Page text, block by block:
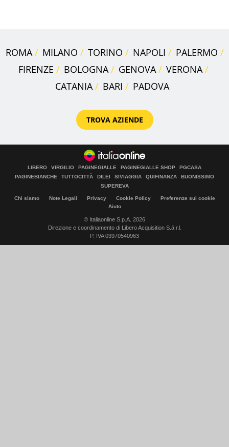
ROMA MILANO TORINO NAPOLI
PALERMO
FIRENZE
BOLOGNA GENOVA
VERONA
CATANIA
BARI PADOVA
TROVA AZIENDE
LIBERO VIRGILIO PAGINEGIALLE PAGINEGIALLE SHOP
PGCASA
PAGINEBIANCHE
TUTTOCITTÀ DILEI SIVIAGGIA QUIFINANZA
BUONISSIMO
SUPEREVA
Chi siamo Note Legali Privacy Cookie Policy
Preferenze sui cookie
Aiuto
© Italiaonline S.p.A. 2026
Direzione e coordinamento di Libero Acquisition S.á r.l.
P. IVA 03970540963